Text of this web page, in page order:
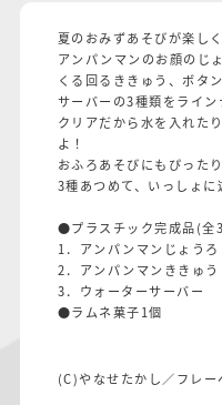
夏のおみずあそびが楽し
アンパンマンのお顔のじ
くる回るききゅう、ボタ
サーバーの3種類をライ
クリアだから水を入れた
よ！
おふろあそびにもぴった
3種あつめて、いっしょに
●プラスチック完成品(全
1．アンパンマンじょうろ
2．アンパンマンききゅう
3．ウォーターサーバー
●ラムネ菓子1個
(C)やなせたかし／フレ